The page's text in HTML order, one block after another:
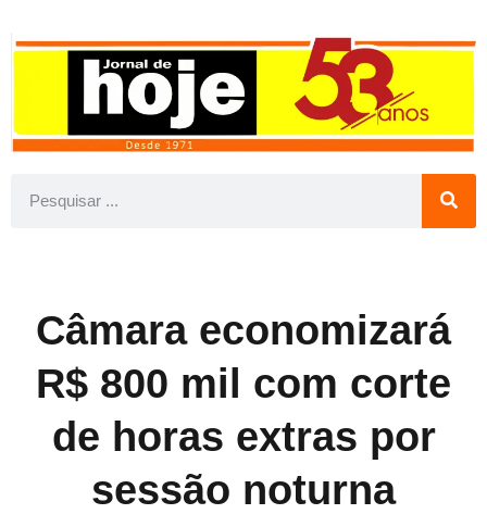
Câmara economizará
R$ 800 mil com corte
de horas extras por
sessão noturna